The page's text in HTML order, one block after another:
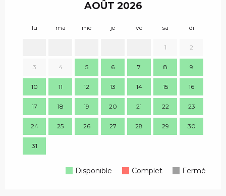
AOÛT 2026
lu ma me je ve sa di
1 2
3 4 5 6 7 8 9
10 11 12 13 14 15 16
17 18 19 20 21 22 23
24 25 26 27 28 29 30
31
Disponible Complet Fermé